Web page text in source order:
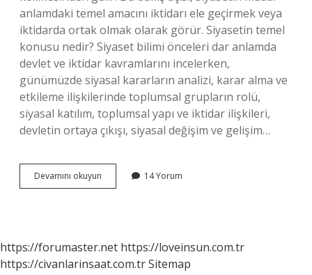
anlamdaki temel amacını iktidarı ele geçirmek veya
iktidarda ortak olmak olarak görür. Siyasetin temel
konusu nedir? Siyaset bilimi önceleri dar anlamda
devlet ve iktidar kavramlarını incelerken,
günümüzde siyasal kararların analizi, karar alma ve
etkileme ilişkilerinde toplumsal grupların rolü,
siyasal katılım, toplumsal yapı ve iktidar ilişkileri,
devletin ortaya çıkışı, siyasal değişim ve gelişim…
Devamını okuyun Siyasetin
Temel
14 Yorum
https://forumaster.net https://loveinsun.com.tr
https://civanlarinsaat.com.trSitemap